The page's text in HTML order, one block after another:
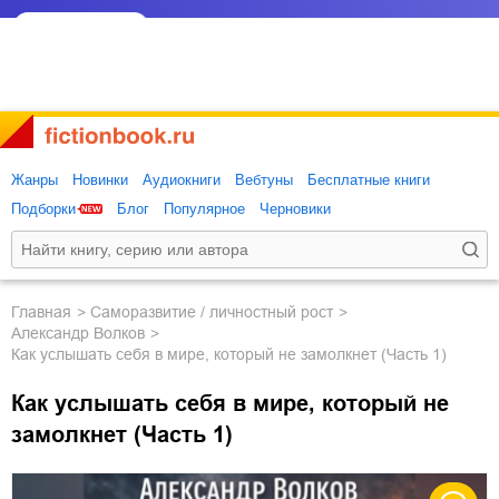
Жанры Новинки Аудиокниги Вебтуны
Бесплатные книги
Подборки
Блог Популярное Черновики
Главная
саморазвитие / личностный рост
Александр Волков
Как услышать себя в мире, который не замолкнет (Часть 1)
Как услышать себя в мире, который не
замолкнет (Часть 1)